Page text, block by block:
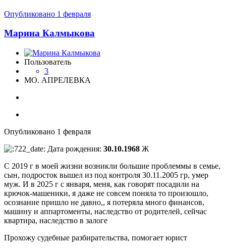
Опубликовано 1 февраля
Марина Калмыкова
Пользователь
3
МО. АПРЕЛЕВКА
Опубликовано 1 февраля
Дата рождения: 30.10.1968 Ж
С 2019 г в моей жизни возникли большие проблеммы в семье,
сын, подросток вышел из под контроля 30.11.2005 гр, умер
муж. И в 2025 г с января, меня, как говорят посадили на
крючок-машеники, я даже не совсем поняла то произошло,
осознание пришло не давно,, я потеряла много финансов,
машину и аппартоменты, наследство от родителей, сейчас
квартира, наследство в залоге
Прохожу судебные разбирательства, помогает юрист